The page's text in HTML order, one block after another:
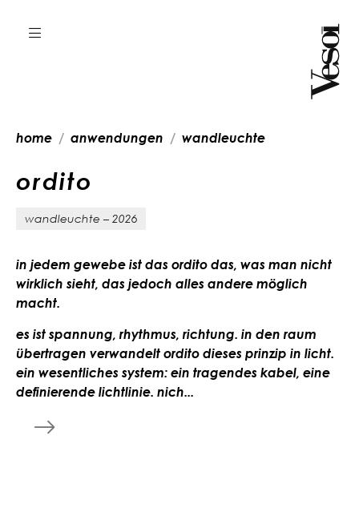
home anwendungen wandleuchte
ordito
wandleuchte – 2026
in jedem gewebe ist das ordito das, was man nicht
wirklich sieht, das jedoch alles andere möglich
macht.
es ist spannung, rhythmus, richtung. in den raum
übertragen verwandelt ordito dieses prinzip in licht.
ein wesentliches system: ein tragendes kabel, eine
definierende lichtlinie. nich...